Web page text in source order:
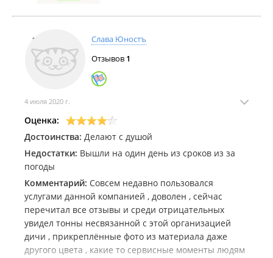
Слава Юностъ
Отзывов 1
4 июля 2020 г.
Оценка:
Достоинства: Делают с душой
Недостатки: Вышли на один день из сроков из за
погоды
Комментарий: Совсем недавно пользовался
услугами данной компанией , доволен , сейчас
перечитал все отзывы и среди отрицательных
увидел тонны несвязанной с этой организацией
дичи , прикреплённые фото из материала даже
другого цвета , какие то сервисные моменты людям